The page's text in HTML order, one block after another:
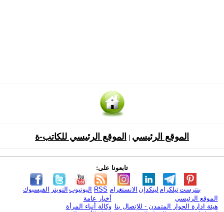
الموقع الرئيسي الموقع الرئيسي للكاتب-ة
تابعونا على:
الفيسبوك التويتر اليوتيوب RSS الانستغرام لينكدإن تيلكرامبنترست
الموقع الرئيسي
هيئة ادارة الحوار المتمدن - للإتصال بنا
أخبار عامة
وكالة أنباء المرأة